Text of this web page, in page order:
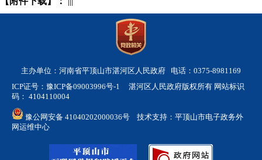
主办单位：河南省平顶山市湛河区人民政府 电话：0375-8981169
ICP证号：豫ICP备09003996号-1 湛河区人民政府版权所有 网站标识
码： 4104110004
豫公网安备 41040202000036号
技术支持：平顶山市电子政务外
网运维中心